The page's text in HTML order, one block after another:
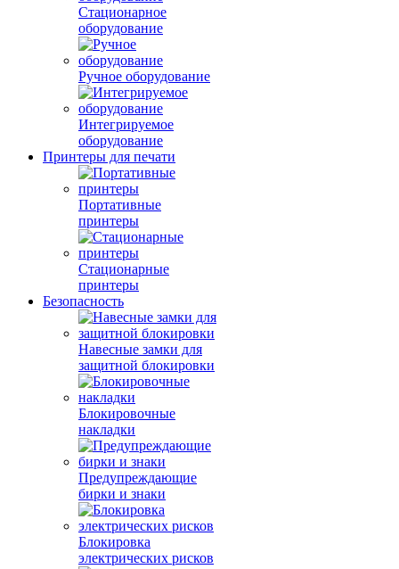
Стационарное
оборудование
Ручное оборудование
Интегрируемое
оборудование
Принтеры для печати
Портативные
принтеры
Стационарные
принтеры
Безопасность
Навесные замки для
защитной блокировки
Блокировочные
накладки
Предупреждающие
бирки и знаки
Блокировка
электрических рисков